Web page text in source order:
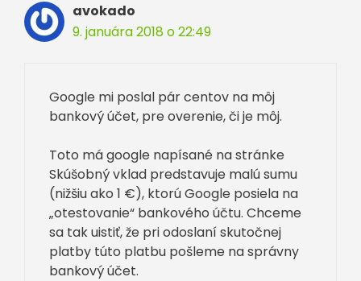
avokado
9. januára 2018 o 22:49
Google mi poslal pár centov na môj
bankový účet, pre overenie, či je môj.
Toto má google napísané na stránke
Skúšobný vklad predstavuje malú sumu
(nižšiu ako 1 €), ktorú Google posiela na
„otestovanie“ bankového účtu. Chceme
sa tak uistiť, že pri odoslaní skutočnej
platby túto platbu pošleme na správny
bankový účet.